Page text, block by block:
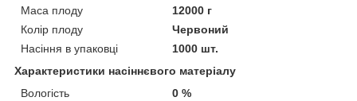
Маса плоду
12000 г
Колір плоду
Червоний
Насіння в упаковці
1000 шт.
Характеристики насіннєвого матеріалу
Вологість
0 %